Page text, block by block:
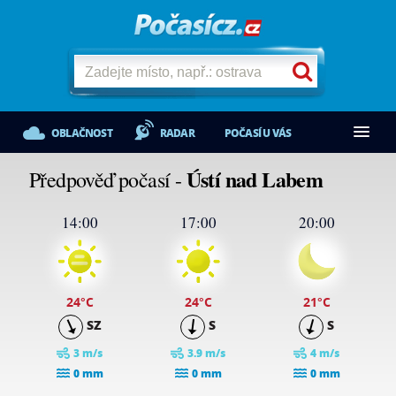
OBLAČNOST RADAR POČASÍ U VÁS
Předpověď počasí -Ústí nad Labem
14:00
24°C
SZ
3 m/s
0 mm
17:00
24°C
S
3.9 m/s
0 mm
20:00
21°C
S
4 m/s
0 mm